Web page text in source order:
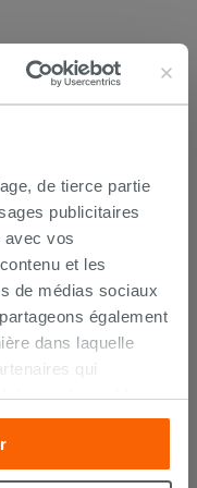
de tierce partie
publicitaires
avec vos
et les
de médias sociaux
également
dans laquelle
qui
les publicités
pourraient
que vous leur
à partir de votre
paiement.
livrés en